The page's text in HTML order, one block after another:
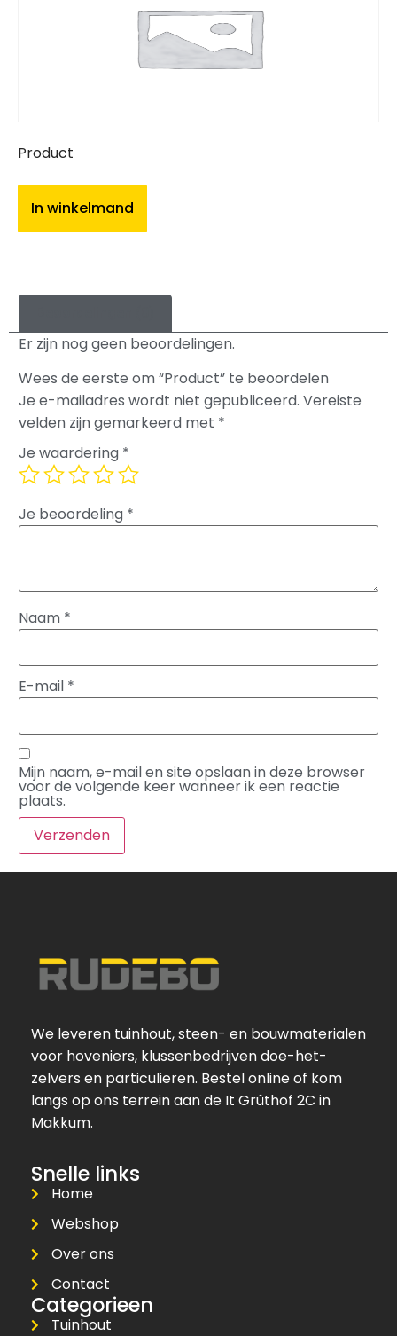
Product
In winkelmand
Er zijn nog geen beoordelingen.
Wees de eerste om “Product” te beoordelen
Je e-mailadres wordt niet gepubliceerd. Vereiste
velden zijn gemarkeerd met *
Je waardering *
Je beoordeling *
Naam *
E-mail *
Mijn naam, e-mail en site opslaan in deze browser
voor de volgende keer wanneer ik een reactie
plaats.
We leveren tuinhout, steen- en bouwmaterialen
voor hoveniers, klussenbedrijven doe-het-
zelvers en particulieren. Bestel online of kom
langs op ons terrein aan de It Grûthof 2C in
Makkum.
Snelle links
Home
Webshop
Over ons
Contact
Categorieen
Tuinhout